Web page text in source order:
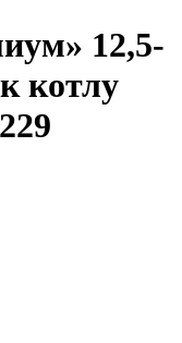
12,5-
котлу